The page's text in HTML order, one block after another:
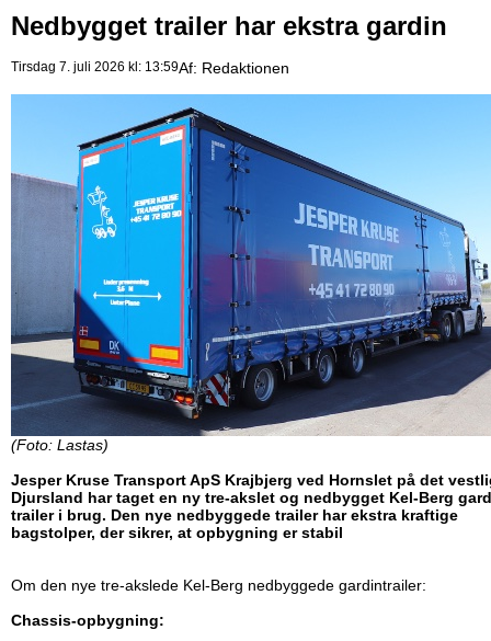
Nedbygget trailer har ekstra gardin
Tirsdag 7. juli 2026 kl: 13:59Af: Redaktionen
(Foto: Lastas)
Jesper Kruse Transport ApS Krajbjerg ved Hornslet på det
Djursland har taget en ny tre-akslet og nedbygget Kel-Berg
trailer i brug. Den nye nedbyggede trailer har ekstra kraftige
bagstolper, der sikrer, at opbygning er stabil
Om den nye tre-akslede Kel-Berg nedbyggede gardintrailer:
Chassis-opbygning: